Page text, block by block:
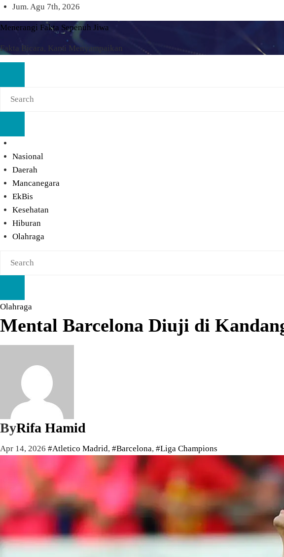
Skip
to
content
Jum. Agu 7th, 2026
Menerangi Fakta Sepenuh Jiwa
Fakta Bicara, Kami Menyampaikan
Nasional
Daerah
Mancanegara
EkBis
Kesehatan
Hiburan
Olahraga
Olahraga
Mental Barcelona Diuji di
ByRifa Hamid
Apr 14, 2026 #Atletico Madrid, #Barcelona, #Liga Champions